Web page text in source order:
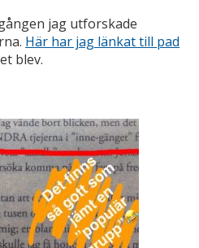
jag utforskade
Här har jag länkat till pad
blev.